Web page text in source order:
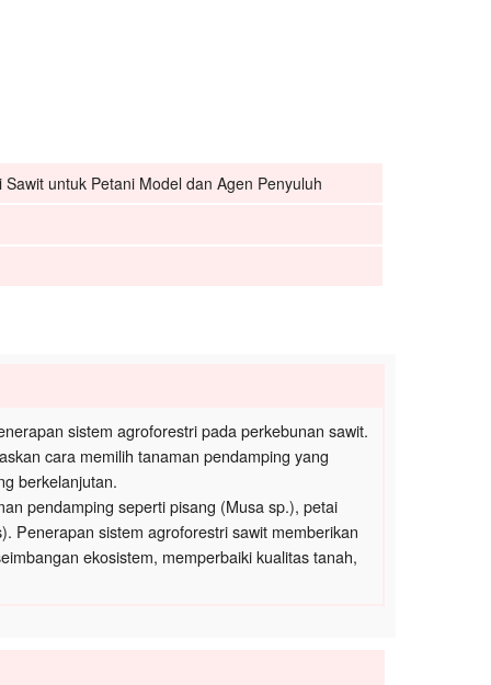
untuk Petani Model dan Agen Penyuluh
sistem agroforestri pada perkebunan sawit.
cara memilih tanaman pendamping yang
berkelanjutan.
pendamping seperti pisang (Musa sp.), petai
Penerapan sistem agroforestri sawit memberikan
ekosistem, memperbaiki kualitas tanah,